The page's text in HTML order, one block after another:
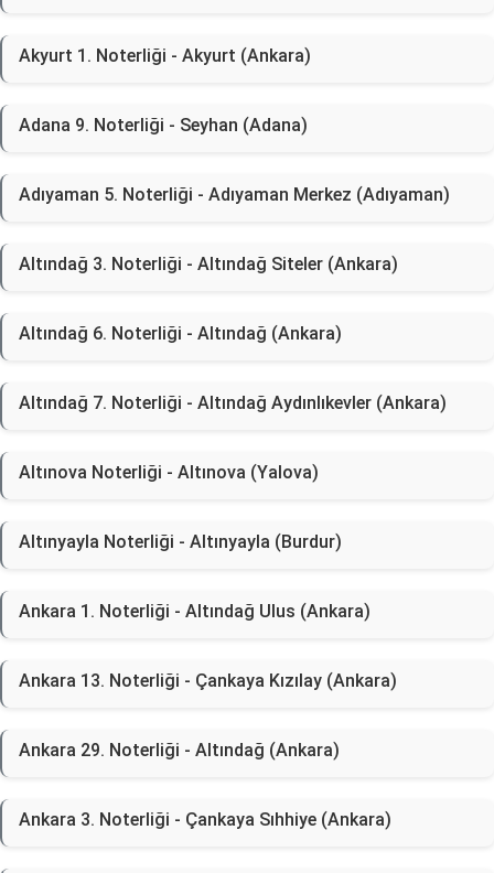
Akyurt 1. Noterliği - Akyurt (Ankara)
Adana 9. Noterliği - Seyhan (Adana)
Adıyaman 5. Noterliği - Adıyaman Merkez (Adıyaman)
Altındağ 3. Noterliği - Altındağ Siteler (Ankara)
Altındağ 6. Noterliği - Altındağ (Ankara)
Altındağ 7. Noterliği - Altındağ Aydınlıkevler (Ankara)
Altınova Noterliği - Altınova (Yalova)
Altınyayla Noterliği - Altınyayla (Burdur)
Ankara 1. Noterliği - Altındağ Ulus (Ankara)
Ankara 13. Noterliği - Çankaya Kızılay (Ankara)
Ankara 29. Noterliği - Altındağ (Ankara)
Ankara 3. Noterliği - Çankaya Sıhhiye (Ankara)